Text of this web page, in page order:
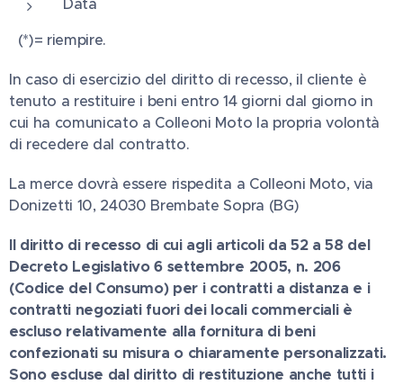
Data
(*)= riempire.
In caso di esercizio del diritto di recesso, il cliente è
tenuto a restituire i beni entro 14 giorni dal giorno in
cui ha comunicato a Colleoni Moto la propria volontà
di recedere dal contratto.
La merce dovrà essere rispedita a Colleoni Moto, via
Donizetti 10, 24030 Brembate Sopra (BG)
Il diritto di recesso di cui agli articoli da 52 a 58 del
Decreto Legislativo 6 settembre 2005, n. 206
(Codice del Consumo) per i contratti a distanza e i
contratti negoziati fuori dei locali commerciali è
escluso relativamente alla fornitura di beni
confezionati su misura o chiaramente personalizzati.
Sono escluse dal diritto di restituzione anche tutti i